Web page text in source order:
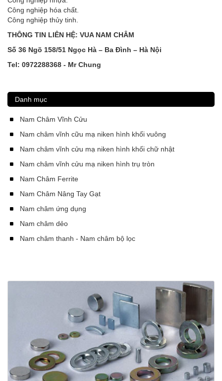
Công nghiệp hóa chất.
Công nghiệp thủy tinh.
THÔNG TIN LIÊN HỆ: VUA NAM CHÂM
Số 36 Ngõ 158/51 Ngọc Hà – Ba Đình – Hà Nội
Tel: 0972288368 - Mr Chung
Danh mục
Nam Châm Vĩnh Cửu
Nam châm vĩnh cữu mạ niken hình khối vuông
Nam châm vĩnh cửu mạ niken hình khối chữ nhật
Nam châm vĩnh cửu mạ niken hình trụ tròn
Nam Châm Ferrite
Nam Châm Nâng Tay Gạt
Nam châm ứng dụng
Nam châm dẻo
Nam châm thanh - Nam châm bộ lọc